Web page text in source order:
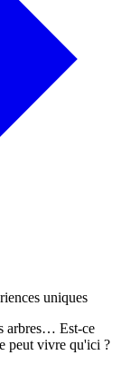
uniques
arbres… Est-ce
peut vivre qu'ici ?